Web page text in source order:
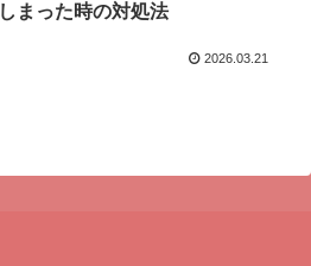
しまった時の対処法
2026.03.21